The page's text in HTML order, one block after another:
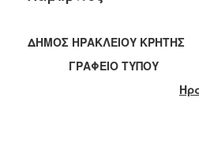
2021
ΔΗΜΟΣ ΗΡΑΚΛΕΙΟΥ ΚΡΗΤΗΣ
ΓΡΑΦΕΙΟ ΤΥΠΟΥ